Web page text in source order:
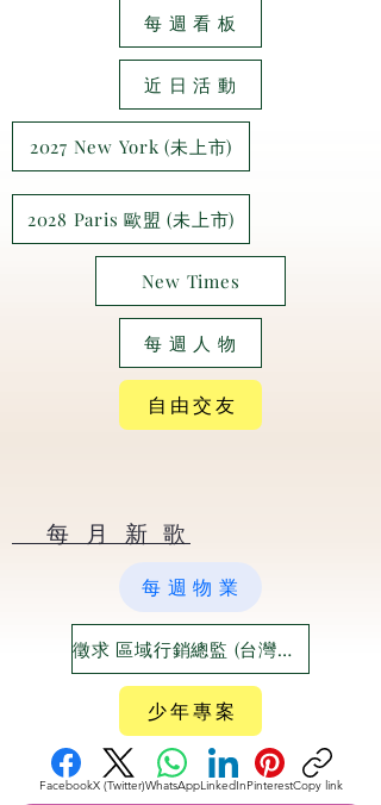
每 週 看 板
近 日 活 動
2027 New York (未上市)
2028 Paris 歐盟 (未上市)
New Times
每 週 人 物
自 由 交 友
​ 每 月 新 歌
每 週 物 業
徵求 區域行銷總監 (台灣六大都)
少 年 專 案
FacebookX (Twitter)WhatsAppLinkedInPinterestCopy link